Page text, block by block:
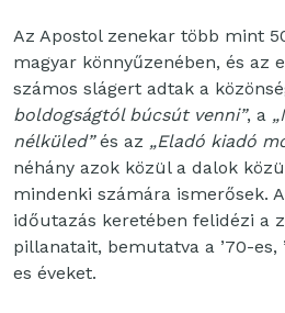
Az Apostol zenekar több mint
magyar könnyűzenében, és az
számos slágert adtak a
boldogságtól búcsút venni”, a
nélküled”és az „Eladó kiadó
néhány azok közül a dalok
mindenki számára ismerősek.
időutazás keretében felidézi a
pillanatait, bemutatva a ’70-es,
es éveket.